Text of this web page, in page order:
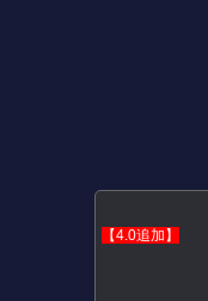
【4.0追加】